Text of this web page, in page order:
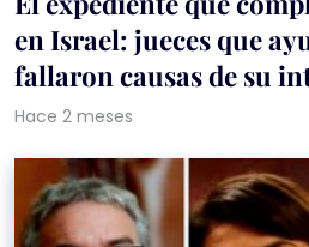
en Israel: jueces que
fallaron causas de su
Hace 2 meses